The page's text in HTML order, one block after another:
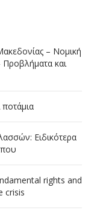
– Νομική
και
ποτάμια
Ειδικότερα
rights and
crisis